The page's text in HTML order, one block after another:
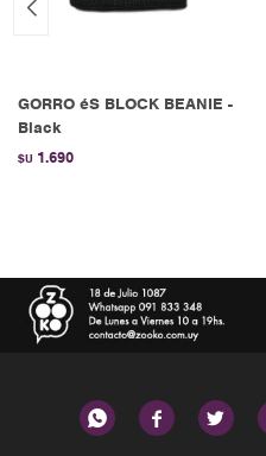
GORRO éS BLOCK BEANIE -
Black
$U 1.690
  